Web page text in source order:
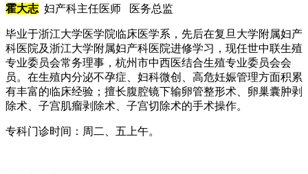
霍大志 妇产科主任医师 医务总监
毕业于浙江大学医学院临床医学系，先后在复旦大学附属妇产
科医院及浙江大学附属妇产科医院进修学习，现任世中联生殖
专业委员会常务理事，杭州市中西医结合生殖专业委员会会
员。在生殖内分泌不孕症、妇科微创、高危妊娠管理方面积累
有丰富的临床经验；擅长腹腔镜下输卵管整形术、卵巢囊肿剥
除术、子宫肌瘤剥除术、子宫切除术的手术操作。
专科门诊时间：周二、五上午。